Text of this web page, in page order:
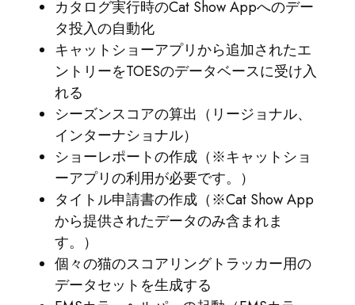
カタログ実行時のCat Show Appへのデー
タ投入の自動化
キャットショーアプリから追加されたエ
ントリーをTOESのデータベースに受け入
れる
シーズンスコアの算出（リージョナル、
インターナショナル）
ショーレポートの作成（※キャットショ
ーアプリの利用が必要です。）
タイトル申請書の作成（※Cat Show App
から提供されたデータのみ含まれま
す。）
個々の猫のスコアリングトラッカー用の
データセットを生成する